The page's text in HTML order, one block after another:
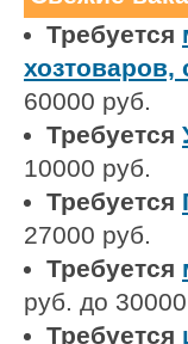
Требуется
хозтоваров,
60000 руб.
Требуется
10000 руб.
Требуется
27000 руб.
Требуется
руб. до
Требуется